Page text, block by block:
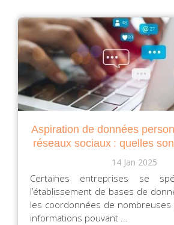
Aspiration de données
réseaux sociaux : quelles
14 Jan 2025
Certaines entreprises se
l’établissement de bases de
les coordonnées de nombreuses
informations pouvant ...